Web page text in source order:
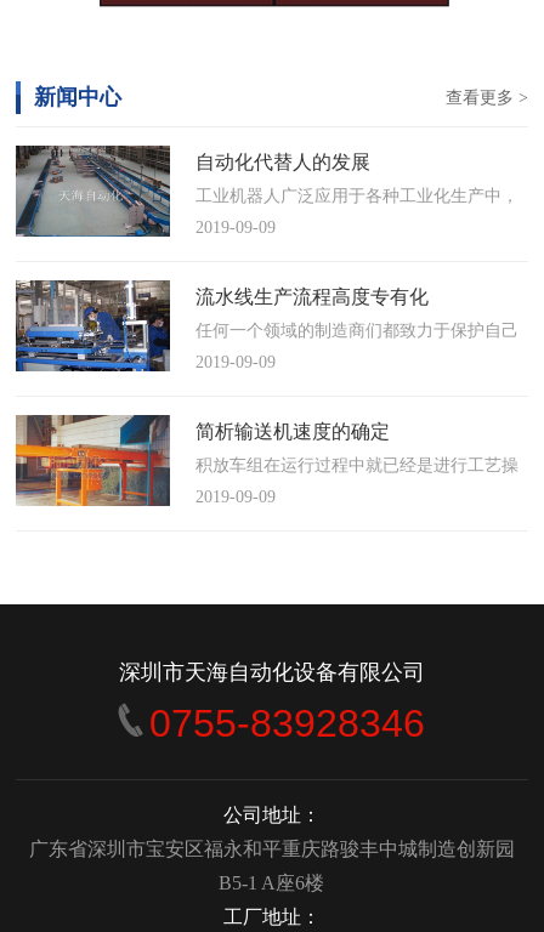
查看更多 >
新闻中心
自动化代替人的发展
工业机器人广泛应用于各种工业化生产中，
慢慢取代工人，做着高强度、重复性、有职
人联合会(IFR)预测，2014年中国将成为全球
最大的工业机器人市场，将占全球总销量
17%。业内把2014年称为“中国工业机器人元
2019-09-09
流水线生产流程高度专有化
任何一个领域的制造商们都致力于保护自己
的自动化流水线生产流程不被外人知晓，即
大多数流程都带有某种专有的性质，并且混
合了不同的方法、技术和操作方式，而这最
终将影响一个制造商进行有效竞争的能力。
2019-09-09
简析输送机速度的确定
积放车组在运行过程中就已经是进行工艺操
作的区段，运行速度是由积放小车组的运行
2019-09-09
深圳市天海自动化设备有限公司
0755-83928346
公司地址：
广东省深圳市宝安区福永和平重庆路骏丰中城制造创新园
B5-1 A座6楼
工厂地址：